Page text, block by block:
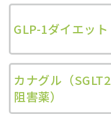
GLP-1ダイエット
カナグル（SGLT2
阻害薬）